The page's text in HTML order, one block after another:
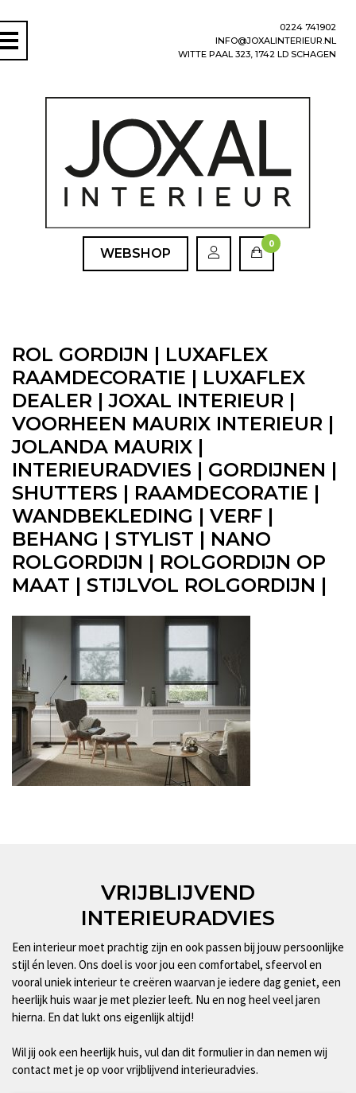
0224 741902
INFO@JOXALINTERIEUR.NL
WITTE PAAL 323, 1742 LD SCHAGEN
WEBSHOP
0
ROL GORDIJN | LUXAFLEX
RAAMDECORATIE | LUXAFLEX
DEALER | JOXAL INTERIEUR |
VOORHEEN MAURIX INTERIEUR |
JOLANDA MAURIX |
INTERIEURADVIES | GORDIJNEN |
SHUTTERS | RAAMDECORATIE |
WANDBEKLEDING | VERF |
BEHANG | STYLIST | NANO
ROLGORDIJN | ROLGORDIJN OP
MAAT | STIJLVOL ROLGORDIJN |
VRIJBLIJVEND
INTERIEURADVIES
Een interieur moet prachtig zijn en ook passen bij jouw persoonlijke
stijl én leven. Ons doel is voor jou een comfortabel, sfeervol en
vooral uniek interieur te creëren waarvan je iedere dag geniet, een
heerlijk huis waar je met plezier leeft. Nu en nog heel veel jaren
hierna. En dat lukt ons eigenlijk altijd!
Wil jij ook een heerlijk huis, vul dan dit formulier in dan nemen wij
contact met je op voor vrijblijvend interieuradvies.